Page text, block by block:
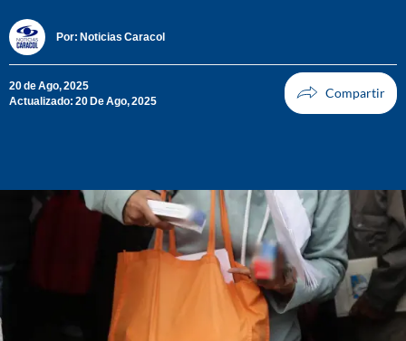
Por: Noticias Caracol
20 de Ago, 2025
Actualizado: 20 De Ago, 2025